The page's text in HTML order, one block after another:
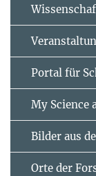
Portal für
My Science
Bilder aus
Orte der